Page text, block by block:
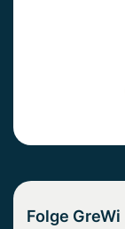
Folge GreWi